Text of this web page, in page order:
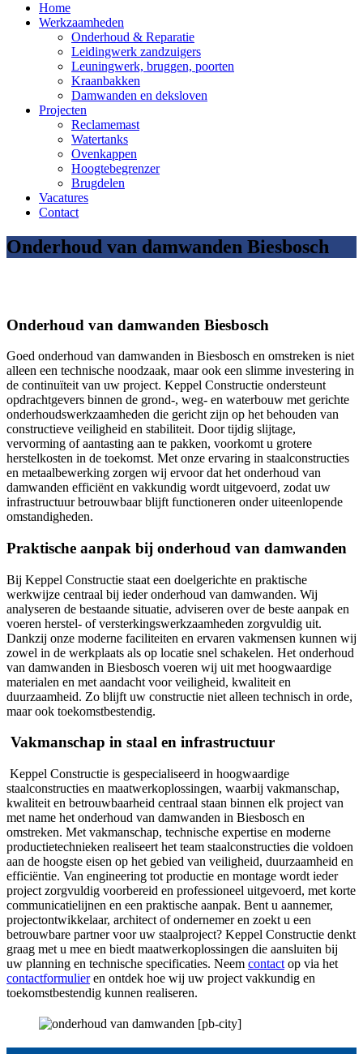
Home
Werkzaamheden
Onderhoud & Reparatie
Leidingwerk zandzuigers
Leuningwerk, bruggen, poorten
Kraanbakken
Damwanden en deksloven
Projecten
Reclamemast
Watertanks
Ovenkappen
Hoogtebegrenzer
Brugdelen
Vacatures
Contact
Onderhoud van damwanden Biesbosch
Onderhoud van damwanden Biesbosch
Goed onderhoud van damwanden in Biesbosch en omstreken is niet
alleen een technische noodzaak, maar ook een slimme investering in
de continuïteit van uw project. Keppel Constructie ondersteunt
opdrachtgevers binnen de grond-, weg- en waterbouw met gerichte
onderhoudswerkzaamheden die gericht zijn op het behouden van
constructieve veiligheid en stabiliteit. Door tijdig slijtage,
vervorming of aantasting aan te pakken, voorkomt u grotere
herstelkosten in de toekomst. Met onze ervaring in staalconstructies
en metaalbewerking zorgen wij ervoor dat het onderhoud van
damwanden efficiënt en vakkundig wordt uitgevoerd, zodat uw
infrastructuur betrouwbaar blijft functioneren onder uiteenlopende
omstandigheden.
Praktische aanpak bij onderhoud van damwanden
Bij Keppel Constructie staat een doelgerichte en praktische
werkwijze centraal bij ieder onderhoud van damwanden. Wij
analyseren de bestaande situatie, adviseren over de beste aanpak en
voeren herstel- of versterkingswerkzaamheden zorgvuldig uit.
Dankzij onze moderne faciliteiten en ervaren vakmensen kunnen wij
zowel in de werkplaats als op locatie snel schakelen. Het onderhoud
van damwanden in Biesbosch voeren wij uit met hoogwaardige
materialen en met aandacht voor veiligheid, kwaliteit en
duurzaamheid. Zo blijft uw constructie niet alleen technisch in orde,
maar ook toekomstbestendig.
Vakmanschap in staal en infrastructuur
Keppel Constructie is gespecialiseerd in hoogwaardige
staalconstructies en maatwerkoplossingen, waarbij vakmanschap,
kwaliteit en betrouwbaarheid centraal staan binnen elk project van
met name het onderhoud van damwanden in Biesbosch en
omstreken. Met vakmanschap, technische expertise en moderne
productietechnieken realiseert het team staalconstructies die voldoen
aan de hoogste eisen op het gebied van veiligheid, duurzaamheid en
efficiëntie. Van engineering tot productie en montage wordt ieder
project zorgvuldig voorbereid en professioneel uitgevoerd, met korte
communicatielijnen en een praktische aanpak. Bent u aannemer,
projectontwikkelaar, architect of ondernemer en zoekt u een
betrouwbare partner voor uw staalproject? Keppel Constructie denkt
graag met u mee en biedt maatwerkoplossingen die aansluiten bij
uw planning en technische specificaties. Neem contact op via het
contactformulieren ontdek hoe wij uw project vakkundig en
toekomstbestendig kunnen realiseren.